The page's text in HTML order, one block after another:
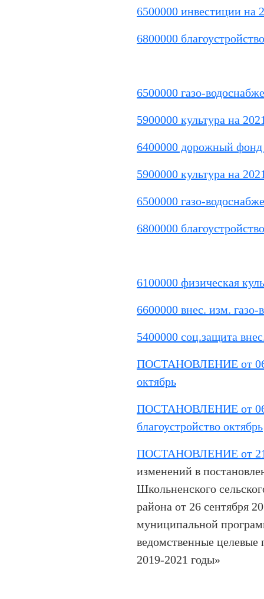
6500000 инвестиции на
6800000
6500000 газо-
5900000 культура на
6400000 дорожный
5900000 культура на
6500000 газо-
6800000
6100000 физическая
6600000 внес. изм.
5400000 соц.защита
ПОСТАНОВЛЕНИЕ от
октябрь
ПОСТАНОВЛЕНИЕ от
благоустройство октябрь
ПОСТАНОВЛЕНИЕ от
изменений в
Школьненского
района от 26 сентября
муниципальной
ведомственные
2019-2021 годы»